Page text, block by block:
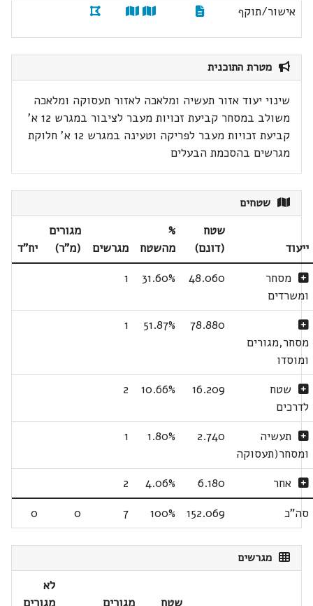
אישור/תוקף
מטרת התוכנית
שינוי יעוד אזור תעשיה ומלאכה לאזור תעסוקה ומלאכה
משולב במסחר קביעת זכויות מעבר לציבור במגרש 12 א'
קביעת זכויות מעבר לפריקה וטעינה במגרש 12 א' חלוקת
מגרשים בהסכמת הבעלים
שטחים
ייעוד
שטח
(דונם)
%
מהשטח
מגרשים
מגורים
(מ"ר)
יח"ד
מסחר
ומשרדים
48.060
31.60%
1
מסחר,מגורים
ומוסדו
78.880
51.87%
1
שטח
לדרכים
16.209
10.66%
2
תעשיה
ומסחר(תעסוקה
2.740
1.80%
1
אחר 6.180
4.06%
2
סה"כ
152.069
100%
7
0
0
מגרשים
לא